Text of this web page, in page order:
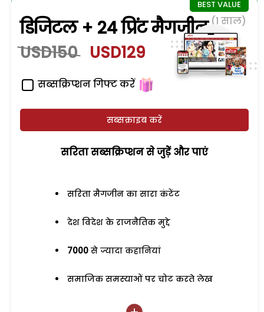
डिजिटल + 24 प्रिंट मैगजीन (1 साल)
USD150 USD129
सब्सक्रिप्शन गिफ्ट करें
सब्सक्राइब करें
सरिता सब्सक्रिप्शन से जुड़ेें और पाएं
सरिता मैगजीन का सारा कंटेंट
देश विदेश के राजनैतिक मुद्दे
7000 से ज्यादा कहानियां
समाजिक समस्याओं पर चोट करते लेख